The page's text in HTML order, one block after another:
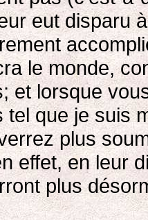
eut disparu
le monde,
et lorsque
tel que je suis
plus
effet, en leur
plus